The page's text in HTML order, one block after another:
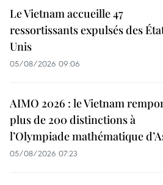
Le Vietnam accueille 47
ressortissants expulsés des
Unis
05/08/2026 09:06
AIMO 2026 : le Vietnam
plus de 200 distinctions à
l’Olympiade mathématique
05/08/2026 07:23